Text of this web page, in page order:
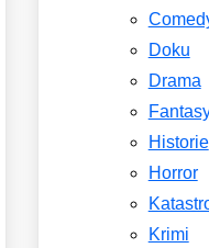
Doku
Drama
Historie
Horror
Krimi